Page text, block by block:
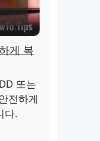
게 복
또는
전하게
다.